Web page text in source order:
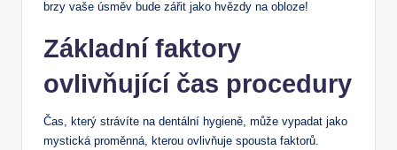
brzy vaše úsměv bude zářit jako hvězdy na obloze!
Základní faktory
ovlivňující čas procedury
Čas, který strávíte na dentální hygieně, může vypadat jako
mystická proměnná, kterou ovlivňuje spousta faktorů.